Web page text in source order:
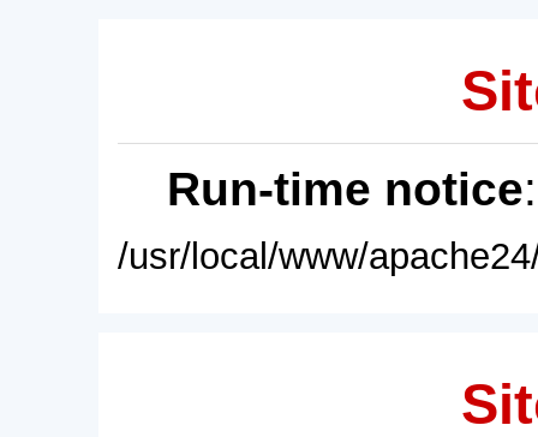
Run-time notice
/usr/local/www/